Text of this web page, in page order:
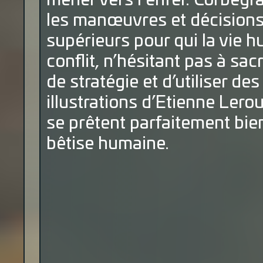
les manœuvres et
supérieurs pour qui la vie
conflit, n’hésitant pas à
de stratégie et d’utiliser
illustrations d’Etienne
se prêtent parfaitement
bêtise humaine.